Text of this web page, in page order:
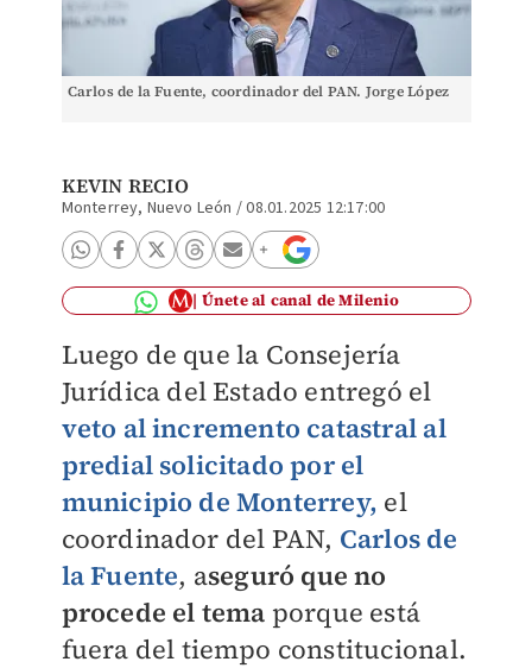
Carlos de la Fuente, coordinador del PAN. Jorge López
KEVIN RECIO
Monterrey, Nuevo León /08.01.2025 12:17:00
Únete al canal de Milenio
Luego de que la Consejería
Jurídica del Estado entregó el
veto al incremento catastral al
predial solicitado por el
municipio de Monterrey, el
coordinador del PAN, Carlos de
la Fuente, aseguró que no
procede el tema porque está
fuera del tiempo constitucional.